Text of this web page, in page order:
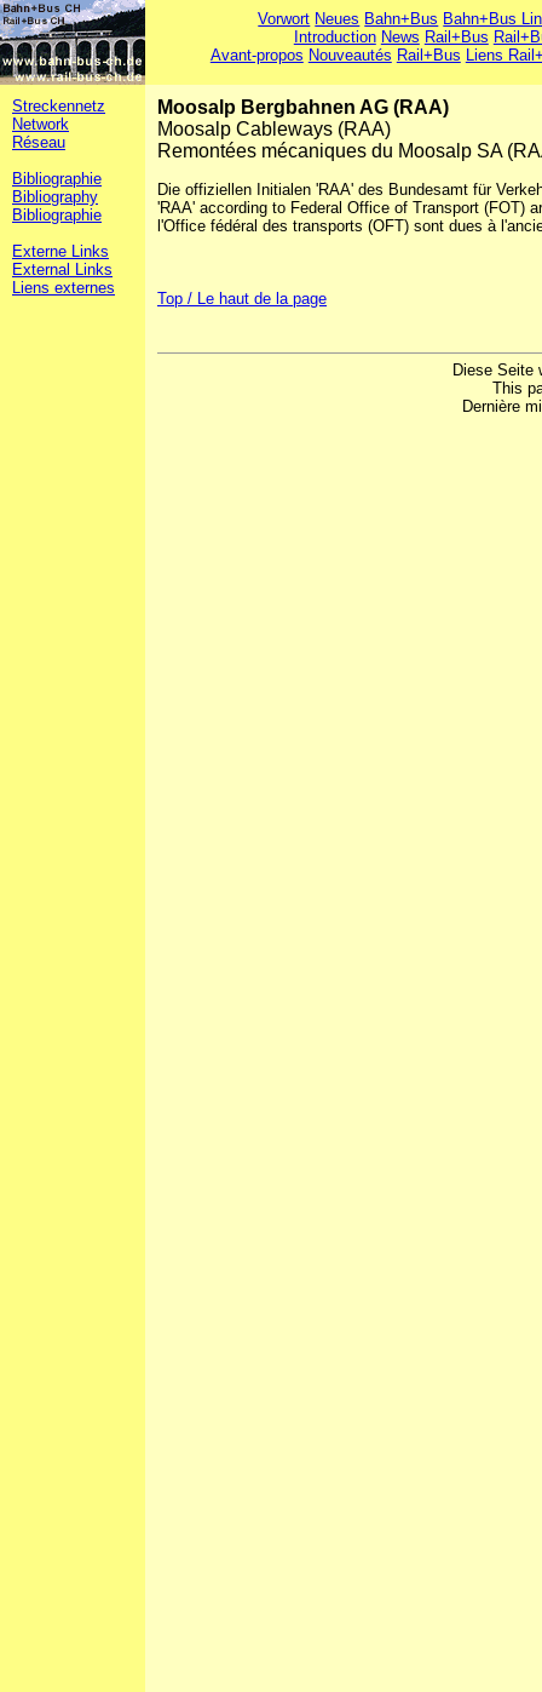
Vorwort Neues Bahn+Bus Bahn+Bus
Introduction News Rail+Bus
Avant-propos Nouveautés Rail+Bus Liens
Streckennetz
Network
Réseau
Bibliographie
Bibliography
Bibliographie
Externe Links
External Links
Liens externes
Moosalp Bergbahnen AG (RAA)
Moosalp Cableways (RAA)
Remontées mécaniques du Moosalp SA
Die offiziellen Initialen 'RAA' des Bundesamt für
'RAA' according to Federal Office of Transport (FOT)
l'Office fédéral des transports (OFT) sont dues à
Top / Le haut de la page
Diese Seite
This
Dernière